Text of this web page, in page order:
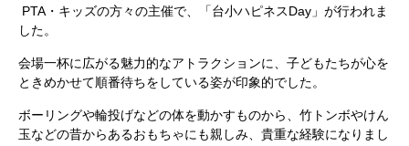
PTA・キッズの方々の主催で、「台小ハピネスDay」が行われま
した。
会場一杯に広がる魅力的なアトラクションに、子どもたちが心を
ときめかせて順番待ちをしている姿が印象的でした。
ボーリングや輪投げなどの体を動かすものから、竹トンボやけん
玉などの昔からあるおもちゃにも親しみ、貴重な経験になりまし